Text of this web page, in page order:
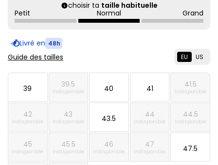
choisir ta taille habituelle
Petit
Normal Grand
Livré en 48h
Guide des tailles EU US
39 39.5
Indisponible 40 41 41.5
Indisponible
42
Indisponible
43
Indisponible 43.5 44
Indisponible
44.5
Indisponible
45
Indisponible
45.5
Indisponible
46
Indisponible
47
Indisponible 47.5